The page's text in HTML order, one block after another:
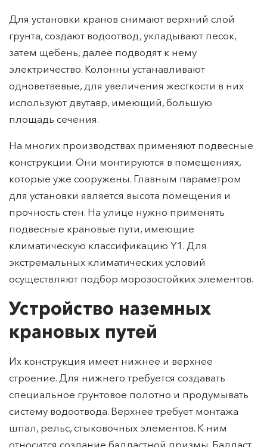
Для установки кранов снимают верхний слой
грунта, создают водоотвод, укладывают песок,
затем щебень, далее подводят к нему
электричество. Колонны устанавливают
одноветвевые, для увеличения жесткости в них
используют двутавр, имеющий, большую
площадь сечения.
На многих производствах применяют подвесные
конструкции. Они монтируются в помещениях,
которые уже сооружены. Главным параметром
для установки является высота помещения и
прочность стен. На улице нужно применять
подвесные крановые пути, имеющие
климатическую классификацию Y1. Для
экстремальных климатических условий
осуществляют подбор морозостойких элементов.
Устройство наземных
крановых путей
Их конструкция имеет нижнее и верхнее
строение. Для нижнего требуется создавать
специальное грунтовое полотно и продумывать
систему водоотвода. Верхнее требует монтажа
шпал, рельс, стыковочных элементов. К ним
относится создание балластной призмы. Балласт